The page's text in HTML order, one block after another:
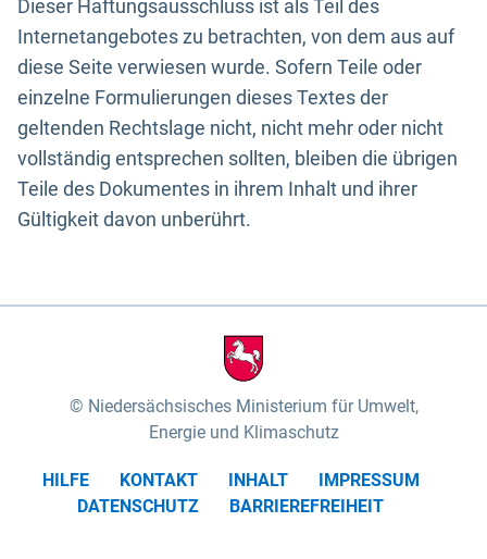
Dieser Haftungsausschluss ist als Teil des
Internetangebotes zu betrachten, von dem aus auf
diese Seite verwiesen wurde. Sofern Teile oder
einzelne Formulierungen dieses Textes der
geltenden Rechtslage nicht, nicht mehr oder nicht
vollständig entsprechen sollten, bleiben die übrigen
Teile des Dokumentes in ihrem Inhalt und ihrer
Gültigkeit davon unberührt.
Niedersächsisches Ministerium für Umwelt,
Energie und Klimaschutz
HILFE KONTAKT INHALT
IMPRESSUM
DATENSCHUTZ
BARRIEREFREIHEIT